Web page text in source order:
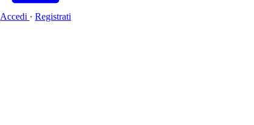
Accedi · Registrati